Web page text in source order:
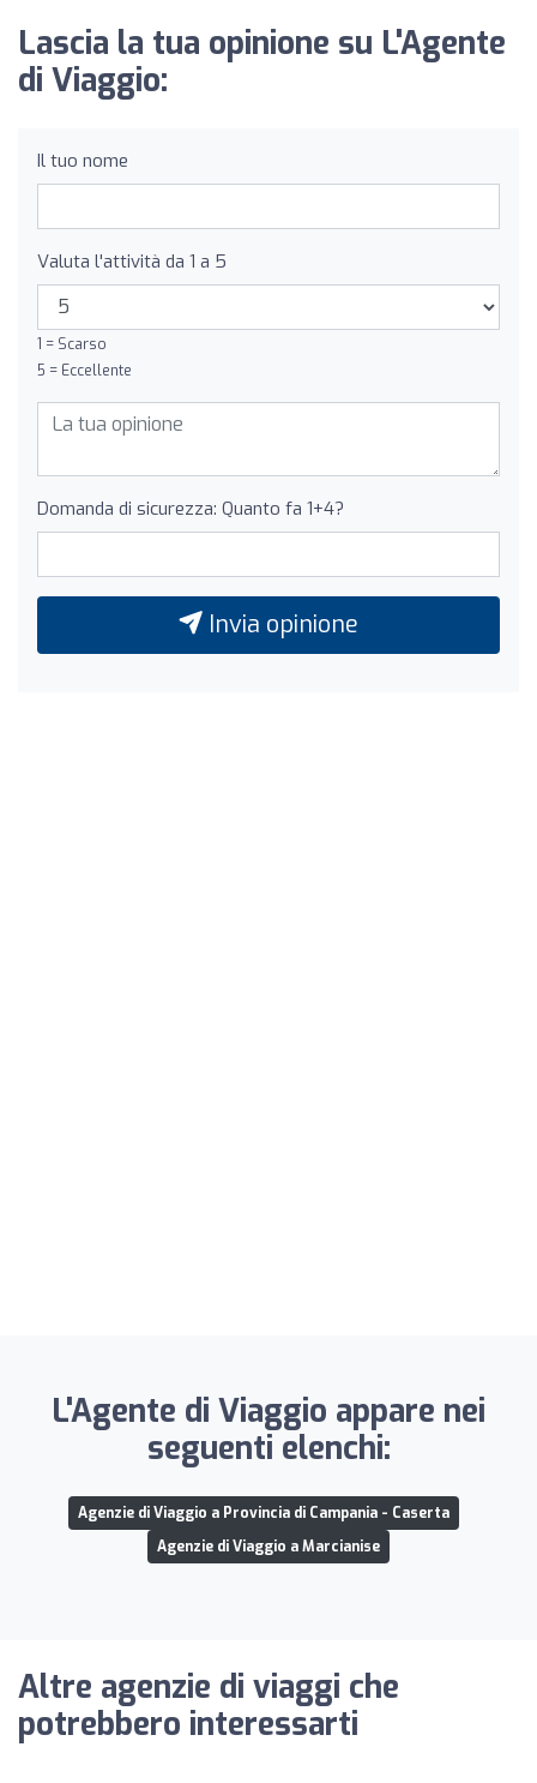
Lascia la tua opinione su L'Agente
di Viaggio:
Il tuo nome
Valuta l'attività da 1 a 5
1 = Scarso
5 = Eccellente
Domanda di sicurezza: Quanto fa 1+4?
Invia opinione
L'Agente di Viaggio appare nei
seguenti elenchi:
Agenzie di Viaggio a Provincia di Campania - Caserta
Agenzie di Viaggio a Marcianise
Altre agenzie di viaggi che
potrebbero interessarti